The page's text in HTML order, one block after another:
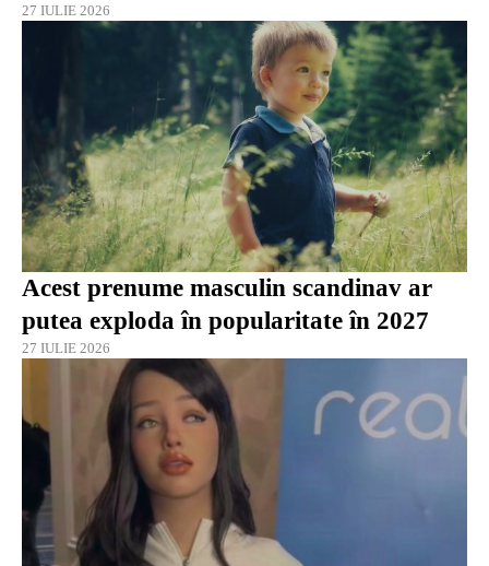
27 IULIE 2026
Acest prenume masculin scandinav ar
putea exploda în popularitate în 2027
27 IULIE 2026